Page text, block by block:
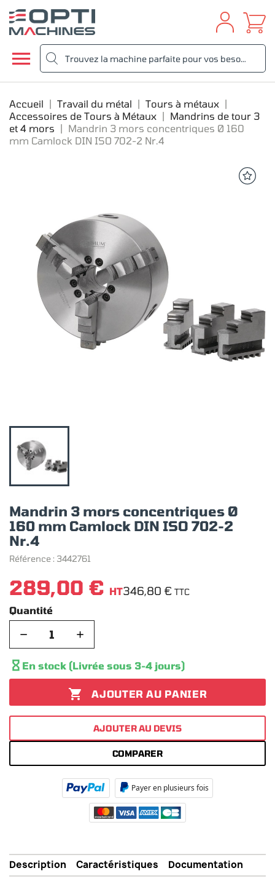

Accueil Travail du métal
Tours à métaux
Accessoires de Tours à Métaux
Mandrins de tour 3
et 4 mors
Mandrin 3 mors concentriques Ø 160
mm Camlock DIN ISO 702-2 Nr.4
Mandrin 3 mors concentriques Ø
160 mm Camlock DIN ISO 702-2
Nr.4
Référence : 3442761
289,00 € HT346,80 € TTC
Quantité
− +
 En stock (Livrée sous 3-4 jours)
 AJOUTER AU PANIER
AJOUTER AU DEVIS
COMPARER
Payer en plusieurs fois
Description Caractéristiques Documentation